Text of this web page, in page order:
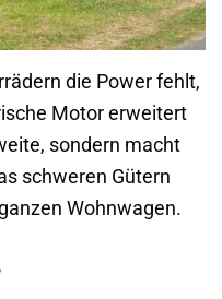
die Power fehlt,
Motor erweitert
sondern macht
schweren Gütern
Wohnwagen.